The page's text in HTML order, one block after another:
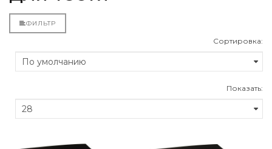
ФИЛЬТР
Сортировка:
Показать: